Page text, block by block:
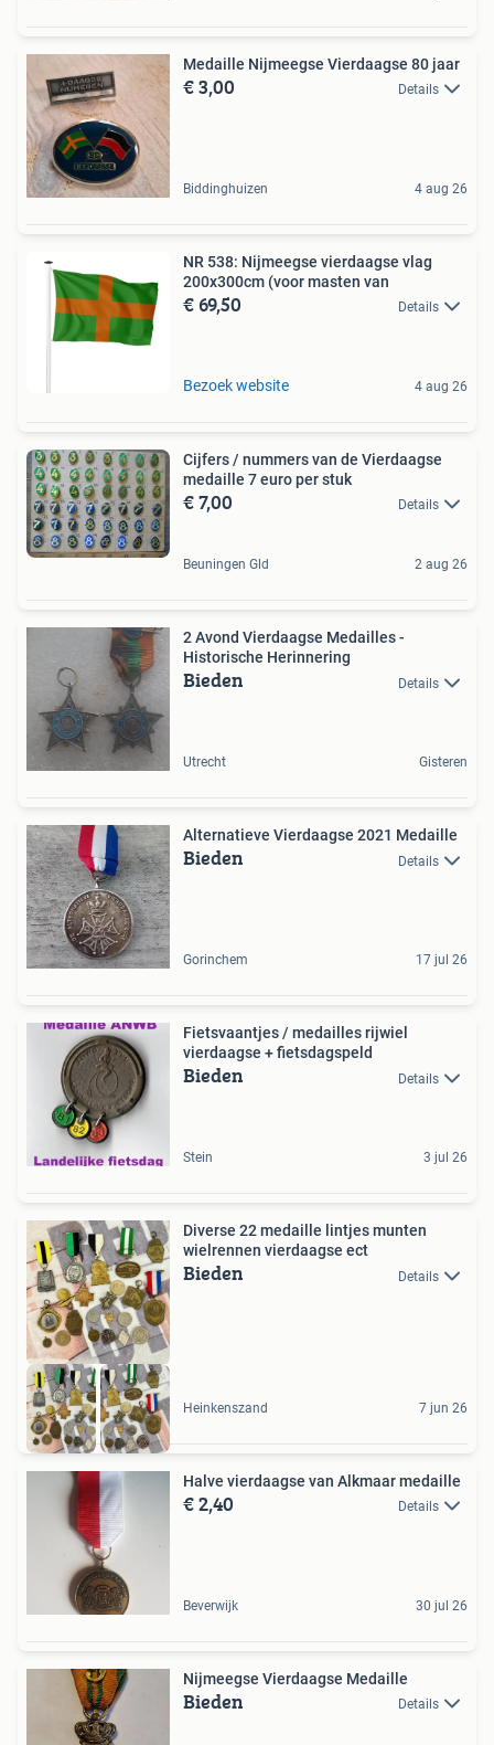
Medaille Nijmeegse Vierdaagse 80 jaar
€ 3,00 Details
Biddinghuizen 4 aug 26
NR 538: Nijmeegse vierdaagse vlag
200x300cm (voor masten van
€ 69,50 Details
Bezoek website 4 aug 26
Cijfers / nummers van de Vierdaagse
medaille 7 euro per stuk
€ 7,00 Details
Beuningen Gld 2 aug 26
2 Avond Vierdaagse Medailles -
Historische Herinnering
Bieden Details
Utrecht Gisteren
Alternatieve Vierdaagse 2021 Medaille
Bieden Details
Gorinchem 17 jul 26
Fietsvaantjes / medailles rijwiel
vierdaagse + fietsdagspeld
Bieden Details
Stein 3 jul 26
Diverse 22 medaille lintjes munten
wielrennen vierdaagse ect
Bieden Details
Heinkenszand 7 jun 26
Halve vierdaagse van Alkmaar medaille
€ 2,40 Details
Beverwijk 30 jul 26
Nijmeegse Vierdaagse Medaille
Bieden Details